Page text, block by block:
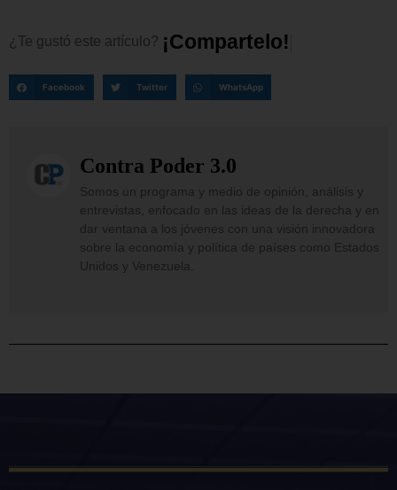
¿Te gustó este artículo? ¡Comparte o!
Facebook Twitter WhatsApp
Contra Poder 3.0
Somos un programa y medio de opinión, análisis y
entrevistas, enfocado en las ideas de la derecha y en
dar ventana a los jóvenes con una visión innovadora
sobre la economía y política de países como Estados
Unidos y Venezuela.